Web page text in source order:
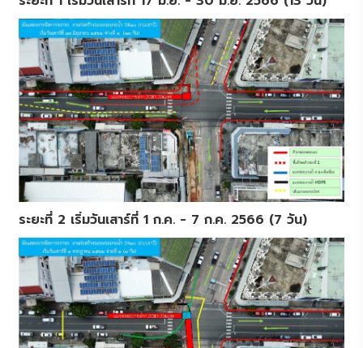
ระยะที่ 2 เริ่มวันเสาร์ที่ 1 ก.ค. - 7 ก.ค. 2566 (7 วัน)